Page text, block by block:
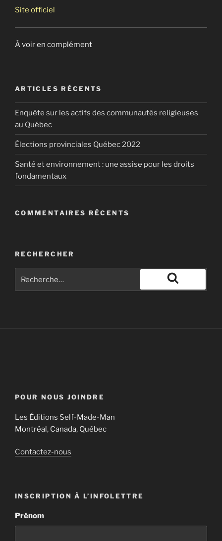
Site officiel
À voir en complément
ARTICLES RÉCENTS
Enquête sur les actifs des communautés religieuses
au Québec
Élections provinciales Québec 2022
Santé et environnement : une assise pour les droits
fondamentaux
COMMENTAIRES RÉCENTS
RECHERCHER
POUR NOUS JOINDRE
Les Éditions Self-Made-Man
Montréal, Canada, Québec
Contactez-nous
INSCRIPTION À L’INFOLETTRE
Prénom